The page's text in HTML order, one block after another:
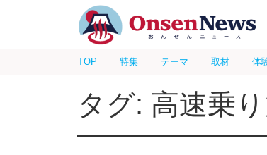
TOP 特集 テーマ 取材 体
タグ: 高速乗